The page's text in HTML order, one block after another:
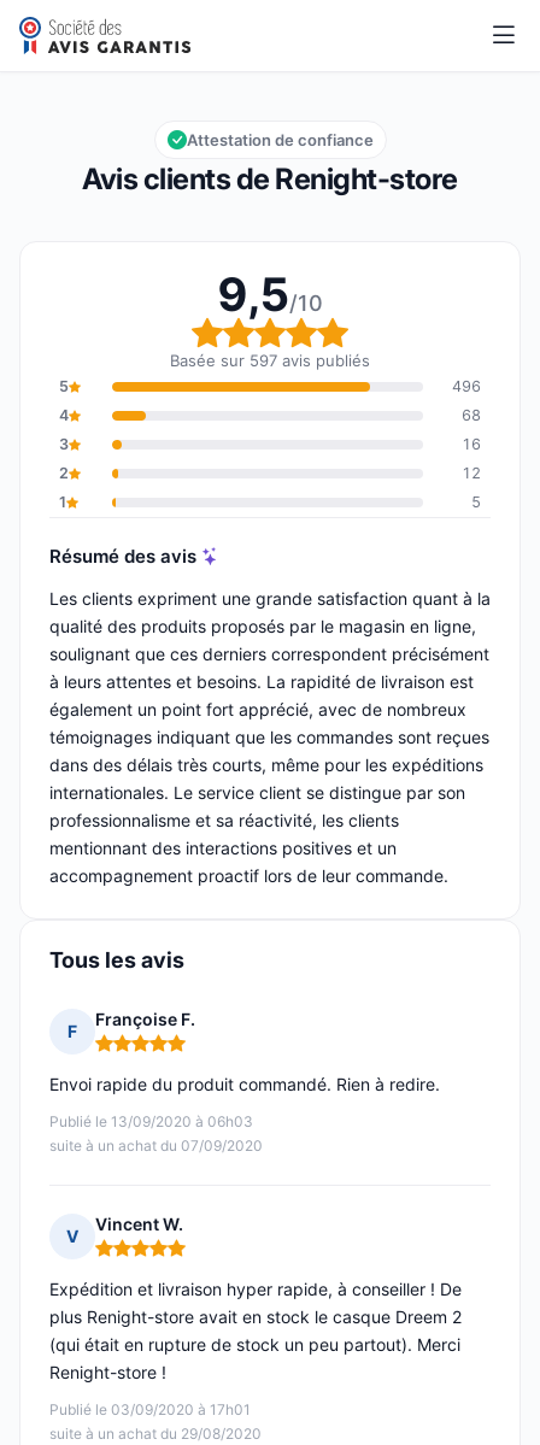
Renight-store
Note globale : 9,5 sur 10
9,5/10
Avis clients de Renight-store
Attestation de confiance
9,5/10
Note globale : 9,5 sur
Basée sur 597 avis publiés
5
496
4
68
3
16
2
12
1
5
Résumé des avis
Les clients expriment une grande satisfaction quant à la
qualité des produits proposés par le magasin en ligne,
soulignant que ces derniers correspondent précisément
à leurs attentes et besoins. La rapidité de livraison est
également un point fort apprécié, avec de nombreux
témoignages indiquant que les commandes sont reçues
dans des délais très courts, même pour les expéditions
internationales. Le service client se distingue par son
professionnalisme et sa réactivité, les clients
mentionnant des interactions positives et un
accompagnement proactif lors de leur commande.
Tous les avis
F
Françoise F.
Note : 5 sur 5
Publié le 13/09/2020 à 06h03
suite à un achat du 07/09/2020
Envoi rapide du produit commandé. Rien à redire.
V
Vincent W.
Note : 5 sur 5
Publié le 03/09/2020 à 17h01
suite à un achat du 29/08/2020
Expédition et livraison hyper rapide, à conseiller ! De
plus Renight-store avait en stock le casque Dreem 2
(qui était en rupture de stock un peu partout). Merci
Renight-store !